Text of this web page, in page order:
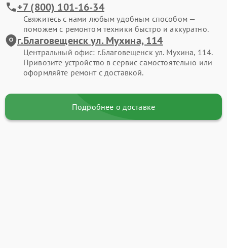
+7 (800) 101-16-34
Свяжитесь с нами любым удобным способом —
поможем с ремонтом техники быстро и аккуратно.
г.Благовещенск ул. Мухина, 114
Центральный офис: г.Благовещенск ул. Мухина, 114.
Привозите устройство в сервис самостоятельно или
оформляйте ремонт с доставкой.
Подробнее о доставке